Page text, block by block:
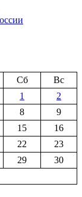
Сб
Вс
1
2
8
9
15
16
22
23
29
30